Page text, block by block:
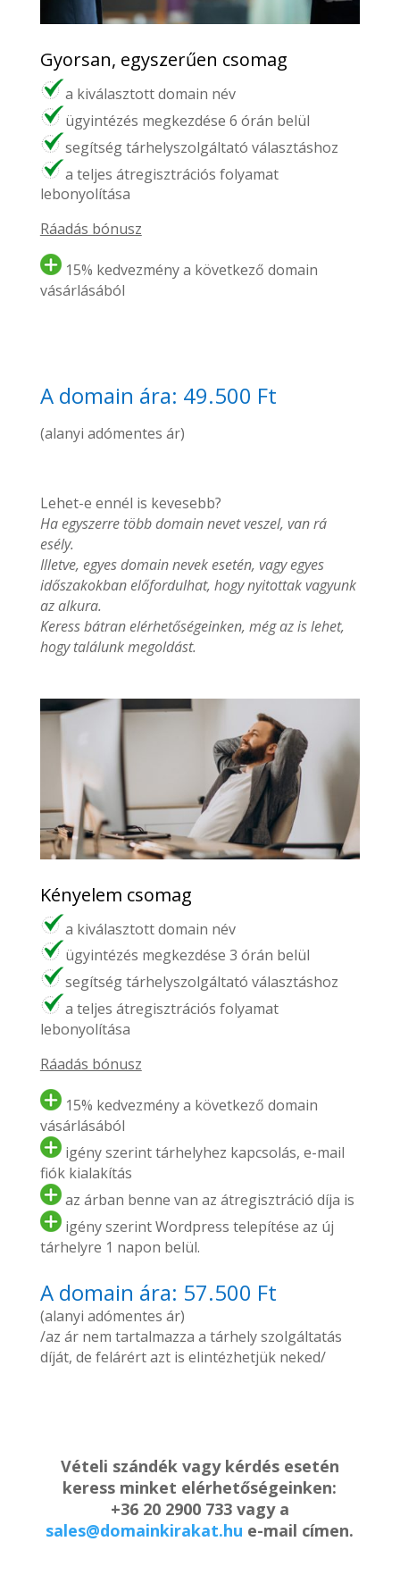
Gyorsan, egyszerűen csomag
a kiválasztott domain név
ügyintézés megkezdése 6 órán belül
segítség tárhelyszolgáltató választáshoz
a teljes átregisztrációs folyamat
lebonyolítása
Ráadás bónusz
15% kedvezmény a következő domain
vásárlásából
A domain ára: 49.500 Ft
(alanyi adómentes ár)
Lehet-e ennél is kevesebb?
Ha egyszerre több domain nevet veszel, van rá
esély.
Illetve, egyes domain nevek esetén, vagy egyes
időszakokban előfordulhat, hogy nyitottak vagyunk
az alkura.
Keress bátran elérhetőségeinken, még az is lehet,
hogy találunk megoldást.
Kényelem csomag
a kiválasztott domain név
ügyintézés megkezdése 3 órán belül
segítség tárhelyszolgáltató választáshoz
a teljes átregisztrációs folyamat
lebonyolítása
Ráadás bónusz
15% kedvezmény a következő domain
vásárlásából
igény szerint tárhelyhez kapcsolás, e-mail
fiók kialakítás
az árban benne van az átregisztráció díja is
igény szerint Wordpress telepítése az új
tárhelyre 1 napon belül.
A domain ára: 57.500 Ft
(alanyi adómentes ár)
/az ár nem tartalmazza a tárhely szolgáltatás
díját, de felárért azt is elintézhetjük neked/
Vételi szándék vagy kérdés esetén
keress minket elérhetőségeinken:
+36 20 2900 733 vagy a
sales@domainkirakat.hu e-mail címen.